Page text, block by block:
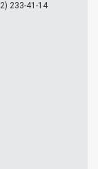
233-41-14